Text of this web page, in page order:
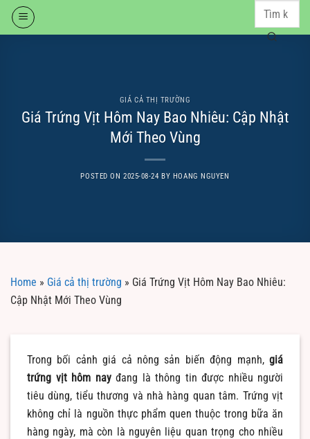
Skip
GIÁ CẢ THỊ TRƯỜNG
Giá Trứng Vịt Hôm Nay Bao Nhiêu: Cập Nhật
Mới Theo Vùng
POSTED ON 2025-08-24 BY HOANG NGUYEN
Home » Giá cả thị trường » Giá Trứng Vịt Hôm Nay Bao Nhiêu:
Cập Nhật Mới Theo Vùng
Trong bối cảnh giá cả nông sản biến động mạnh, giá
trứng vịt hôm nayđang là thông tin được nhiều người
tiêu dùng, tiểu thương và nhà hàng quan tâm. Trứng vịt
không chỉ là nguồn thực phẩm quen thuộc trong bữa ăn
hàng ngày, mà còn là nguyên liệu quan trọng cho nhiều